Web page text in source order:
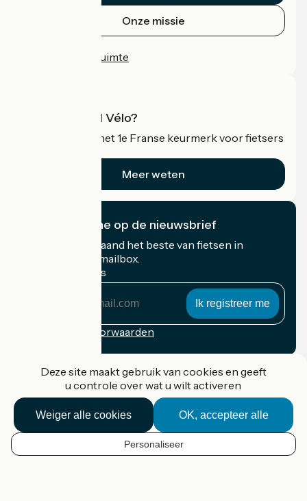
NL
Onze missie
Professionele ruimte
Wat is Accueil Vélo?
Accueil Vélo is het 1e Franse keurmerk voor fietsers
Meer weten
Ik abonneer me op de nieuwsbrief
Ontvang elke maand het beste van fietsen in
Frankrijk in uw mailbox.
Mijn e-mailadres
Inschrijvingsvoorwaarden
Accueil Vélo Pro
Contact
Wettelijke informatie
Deze site maakt gebruik van cookies en geeft
u controle over wat u wilt activeren
OK, accepteer alle
Weiger alle cookies
Personaliseer